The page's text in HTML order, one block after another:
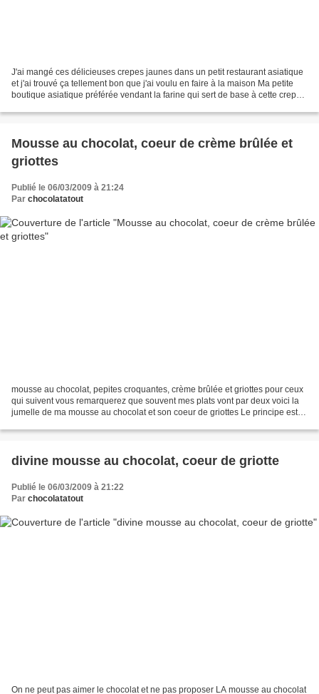
J'ai mangé ces délicieuses crepes jaunes dans un petit restaurant asiatique
et j'ai trouvé ça tellement bon que j'ai voulu en faire à la maison Ma petite
boutique asiatique préférée vendant la farine qui sert de base à cette crepe,
Mousse au chocolat, coeur de crème brûlée et
griottes
Publié le 06/03/2009 à 21:24
Par chocolatatout
mousse au chocolat, pepites croquantes, crème brûlée et griottes pour ceux
qui suivent vous remarquerez que souvent mes plats vont par deux voici la
jumelle de ma mousse au chocolat et son coeur de griottes Le principe est le
divine mousse au chocolat, coeur de griotte
Publié le 06/03/2009 à 21:22
Par chocolatatout
On ne peut pas aimer le chocolat et ne pas proposer LA mousse au chocolat